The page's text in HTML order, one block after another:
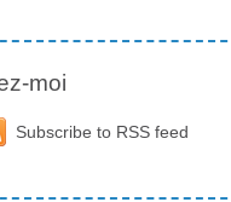
moi
Subscribe to RSS feed